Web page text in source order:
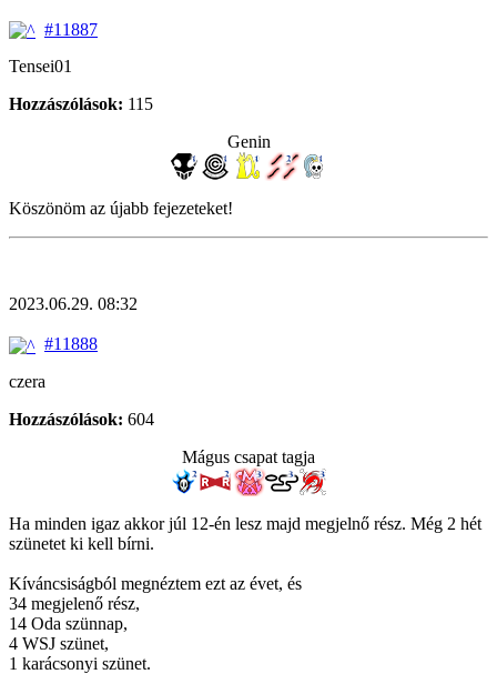
#11887
Tensei01
Hozzászólások: 115
Genin
Köszönöm az újabb fejezeteket!
2023.06.29. 08:32
#11888
czera
Hozzászólások: 604
Mágus csapat tagja
Ha minden igaz akkor júl 12-én lesz majd megjelnő rész. Még 2 hét
szünetet ki kell bírni.
Kíváncsiságból megnéztem ezt az évet, és
34 megjelenő rész,
14 Oda szünnap,
4 WSJ szünet,
1 karácsonyi szünet.